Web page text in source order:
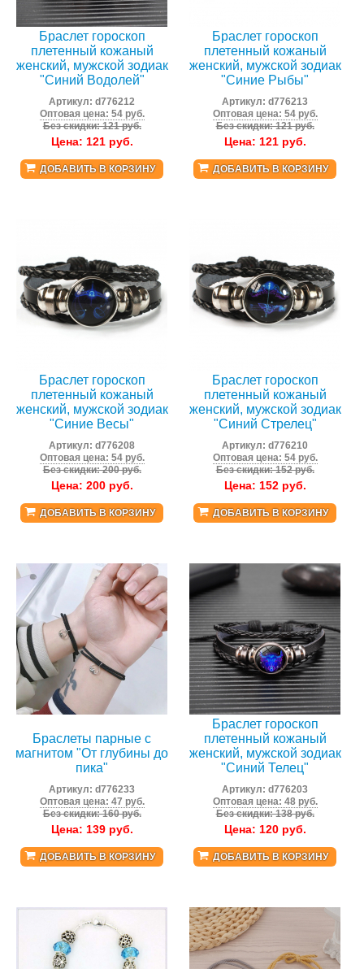
Браслет гороскоп
плетенный кожаный
женский, мужской зодиак
"Синий Водолей"
Артикул:d776212
Оптовая цена: 54 руб.
Без скидки: 121 руб.
Цена: 121руб.
ДОБАВИТЬ В КОРЗИНУ
Браслет гороскоп
плетенный кожаный
женский, мужской зодиак
"Синие Рыбы"
Артикул:d776213
Оптовая цена: 54 руб.
Без скидки: 121 руб.
Цена: 121руб.
ДОБАВИТЬ В КОРЗИНУ
Браслет гороскоп
плетенный кожаный
женский, мужской зодиак
"Синие Весы"
Артикул:d776208
Оптовая цена: 54 руб.
Без скидки: 200 руб.
Цена: 200руб.
ДОБАВИТЬ В КОРЗИНУ
Браслет гороскоп
плетенный кожаный
женский, мужской зодиак
"Синий Стрелец"
Артикул:d776210
Оптовая цена: 54 руб.
Без скидки: 152 руб.
Цена: 152руб.
ДОБАВИТЬ В КОРЗИНУ
Браслеты парные с
магнитом "От глубины до
пика"
Артикул:d776233
Оптовая цена: 47 руб.
Без скидки: 160 руб.
Цена: 139руб.
ДОБАВИТЬ В КОРЗИНУ
Браслет гороскоп
плетенный кожаный
женский, мужской зодиак
"Синий Телец"
Артикул:d776203
Оптовая цена: 48 руб.
Без скидки: 138 руб.
Цена: 120руб.
ДОБАВИТЬ В КОРЗИНУ